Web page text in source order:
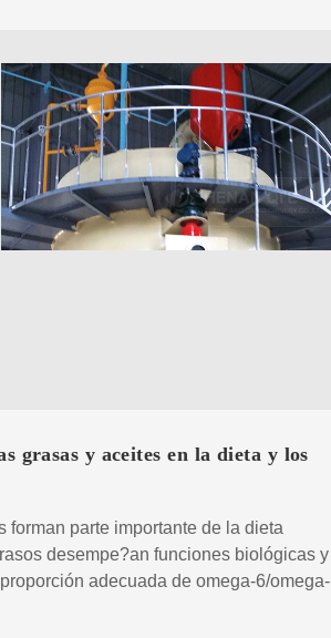
grasas y aceites en la dieta y los
forman parte importante de la dieta
desempe?an funciones biológicas y
adecuada de omega-6/omega-